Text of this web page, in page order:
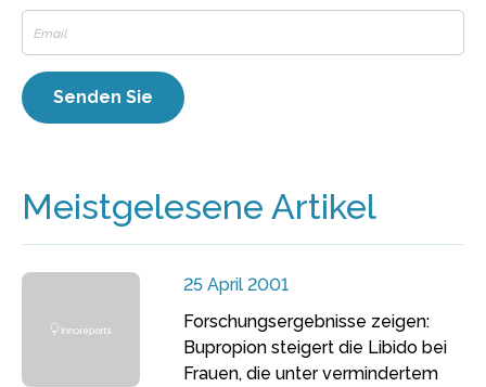
Meistgelesene Artikel
25 April 2001
Forschungsergebnisse zeigen:
Bupropion steigert die Libido bei
Frauen, die unter vermindertem